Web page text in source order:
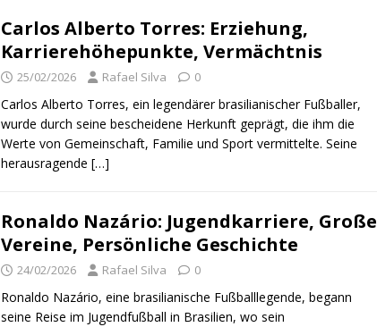
Carlos Alberto Torres: Erziehung,
Karrierehöhepunkte, Vermächtnis
25/02/2026 Rafael Silva 0
Carlos Alberto Torres, ein legendärer brasilianischer Fußballer,
wurde durch seine bescheidene Herkunft geprägt, die ihm die
Werte von Gemeinschaft, Familie und Sport vermittelte. Seine
herausragende […]
Ronaldo Nazário: Jugendkarriere, Große
Vereine, Persönliche Geschichte
24/02/2026 Rafael Silva 0
Ronaldo Nazário, eine brasilianische Fußballlegende, begann
seine Reise im Jugendfußball in Brasilien, wo sein